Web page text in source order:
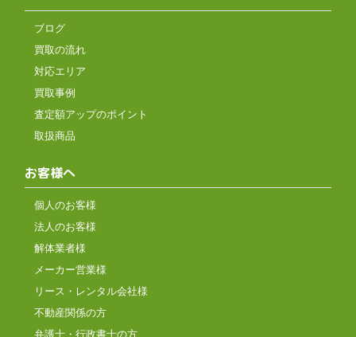
ブログ
買取の流れ
対応エリア
買取事例
査定額アップのポイント
取扱商品
お客様へ
個人のお客様
法人のお客様
解体業者様
メーカー営業様
リース・レンタル会社様
不動産関係の方
弁護士・行政書士の方